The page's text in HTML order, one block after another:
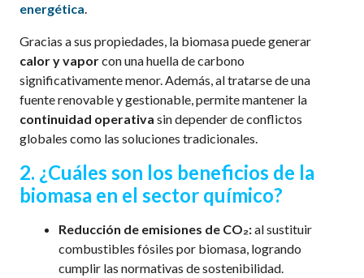
energética.
Gracias a sus propiedades, la biomasa puede generar
calor y vaporcon una huella de carbono
significativamente menor. Además, al tratarse de una
fuente renovable y gestionable, permite mantener la
continuidad operativa sin depender de conflictos
globales como las soluciones tradicionales.
2. ¿Cuáles son los beneficios de la
biomasa en el sector químico?
Reducción de emisiones de CO₂:al sustituir
combustibles fósiles por biomasa, logrando
cumplir las normativas de sostenibilidad.